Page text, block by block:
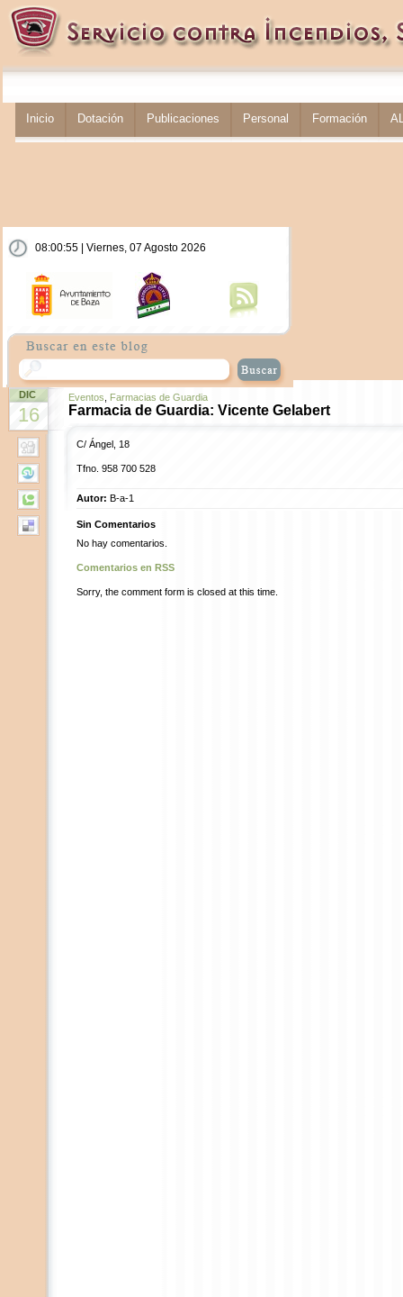
Inicio Dotación Publicaciones Personal Formación
08:00:56 | Viernes, 07 Agosto 2026
DIC
16
Eventos Farmacias de Guardia
Farmacia de Guardia: Vicente Gelabert
C/ Ángel, 18
Tfno. 958 700 528
Autor: B-a-1
Sin Comentarios
No hay comentarios.
Comentarios en RSS
Sorry, the comment form is closed at this time.